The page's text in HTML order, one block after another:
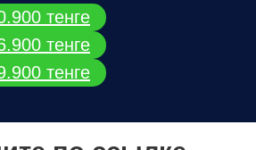
тенге
тенге
тенге